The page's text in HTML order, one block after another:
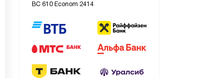
BC 610 Econom 2414